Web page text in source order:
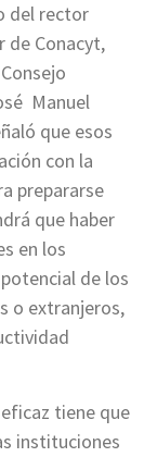
del rector
de Conacyt,
Manuel
que esos
con la
prepararse
que haber
en los
de los
o extranjeros,
tiene que
instituciones